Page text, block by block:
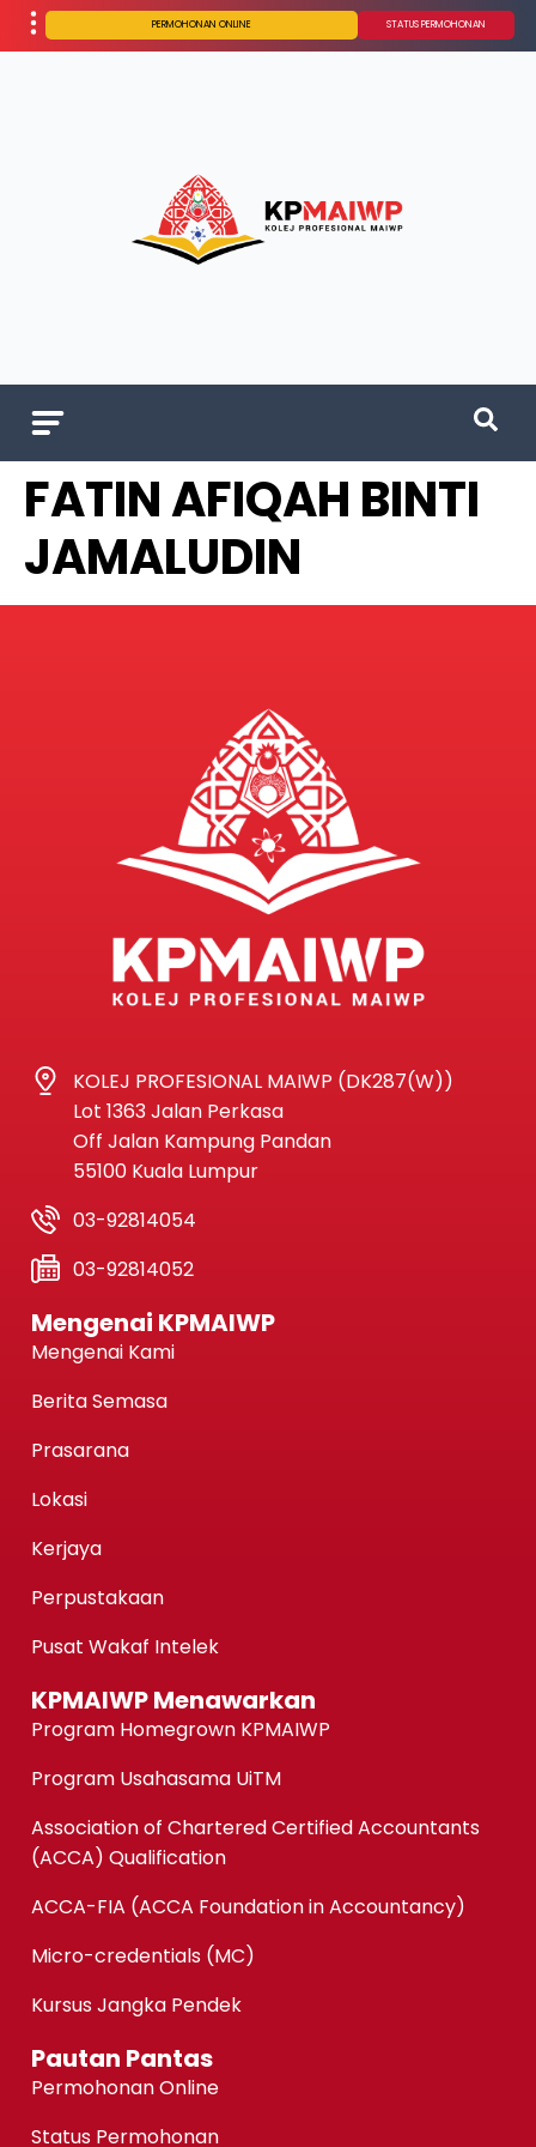
PERMOHONAN ONLINE STATUS PERMOHONAN
FATIN AFIQAH BINTI
JAMALUDIN
KOLEJ PROFESIONAL MAIWP (DK287(W))
Lot 1363 Jalan Perkasa
Off Jalan Kampung Pandan
55100 Kuala Lumpur
03-92814054
03-92814052
Mengenai KPMAIWP
Mengenai Kami
Berita Semasa
Prasarana
Lokasi
Kerjaya
Perpustakaan
Pusat Wakaf Intelek
KPMAIWP Menawarkan
Program Homegrown KPMAIWP
Program Usahasama UiTM
Association of Chartered Certified Accountants
(ACCA) Qualification
ACCA-FIA (ACCA Foundation in Accountancy)
Micro-credentials (MC)
Kursus Jangka Pendek
Pautan Pantas
Permohonan Online
Status Permohonan